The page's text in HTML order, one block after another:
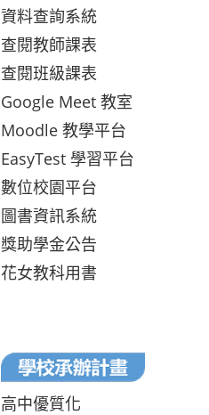
資料查詢系統
查閱教師課表
查閱班級課表
Google Meet 教室
Moodle 教學平台
EasyTest 學習平台
數位校園平台
圖書資訊系統
獎助學金公告
花女教科用書
高中優質化